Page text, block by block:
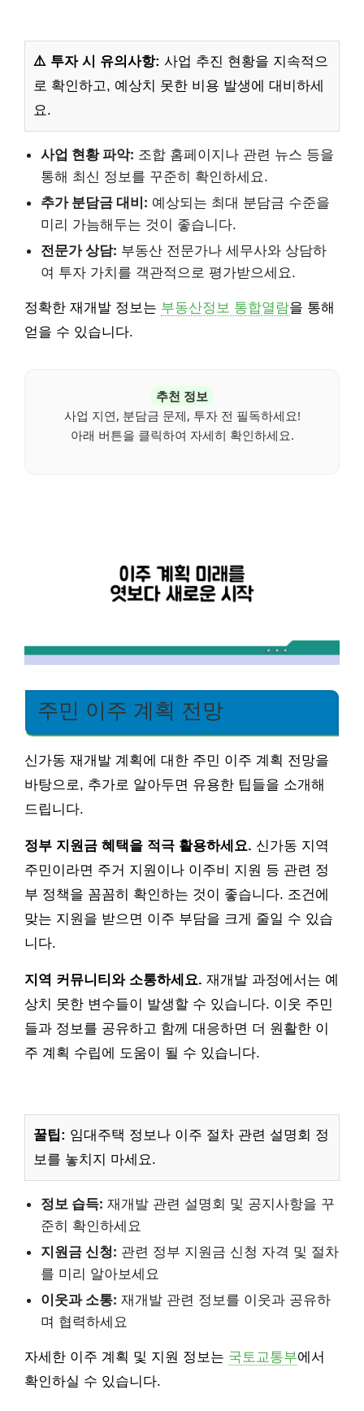
⚠️ 투자 시 유의사항: 사업 추진 현황을 지속적으
로 확인하고, 예상치 못한 비용 발생에 대비하세
요.
사업 현황 파악: 조합 홈페이지나 관련 뉴스 등을
통해 최신 정보를 꾸준히 확인하세요.
추가 분담금 대비: 예상되는 최대 분담금 수준을
미리 가늠해두는 것이 좋습니다.
전문가 상담: 부동산 전문가나 세무사와 상담하
여 투자 가치를 객관적으로 평가받으세요.
정확한 재개발 정보는 부동산정보 통합열람을 통해
얻을 수 있습니다.
추천 정보
사업 지연, 분담금 문제, 투자 전 필독하세요!
아래 버튼을 클릭하여 자세히 확인하세요.
주민 이주 계획 전망
신가동 재개발 계획에 대한 주민 이주 계획 전망을
바탕으로, 추가로 알아두면 유용한 팁들을 소개해
드립니다.
정부 지원금 혜택을 적극 활용하세요. 신가동 지역
주민이라면 주거 지원이나 이주비 지원 등 관련 정
부 정책을 꼼꼼히 확인하는 것이 좋습니다. 조건에
맞는 지원을 받으면 이주 부담을 크게 줄일 수 있습
니다.
지역 커뮤니티와 소통하세요. 재개발 과정에서는 예
상치 못한 변수들이 발생할 수 있습니다. 이웃 주민
들과 정보를 공유하고 함께 대응하면 더 원활한 이
주 계획 수립에 도움이 될 수 있습니다.
꿀팁: 임대주택 정보나 이주 절차 관련 설명회 정
보를 놓치지 마세요.
정보 습득: 재개발 관련 설명회 및 공지사항을 꾸
준히 확인하세요
지원금 신청: 관련 정부 지원금 신청 자격 및 절차
를 미리 알아보세요
이웃과 소통: 재개발 관련 정보를 이웃과 공유하
며 협력하세요
자세한 이주 계획 및 지원 정보는 국토교통부에서
확인하실 수 있습니다.